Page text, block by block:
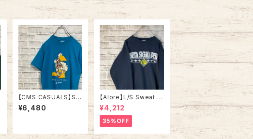
【CMS CASUALS】S/
S Tee L 80s-90s M
ade in USA “DUCK L
ル ビール アルコール ヴ
¥6,480
【Alore】L/S Sweat L
Made in USA 90s 社
交クラブ プロモーショ
ン スウェット トレーナー
USA製 vintage ヴィン
テージ アメリカ USA
¥4,212
35%OFF